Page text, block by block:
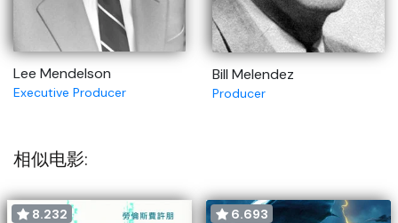
Lee Mendelson
Executive Producer
Bill Melendez
Producer
相似电影:
8.232
6.693